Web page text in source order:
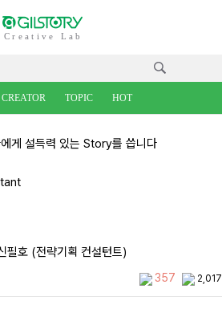
Creative Lab
CREATOR TOPIC HOT
게 설득력 있는 Story를 씁니다
필호 (전략기획 컨설턴트)
357 2,017